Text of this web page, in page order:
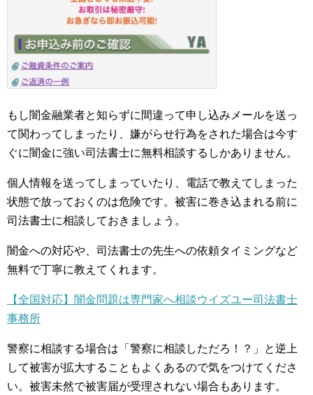
もし闇金融業者と知らずに間違って申し込みメールを送っ
て関わってしまったり、嫌がらせ行為をされた場合は今す
ぐに闇金に強い司法書士に無料相談するしかありません。
個人情報を送ってしまっていたり、電話で教えてしまった
状態で放っておくのは危険です。被害に巻き込まれる前に
司法書士に相談しておきましょう。
闇金への対応や、司法書士の先生への依頼タイミングなど
無料で丁寧に教えてくれます。
【全国対応】闇金問題は専門家へ相談ウイズユー司法書士
事務所
警察に相談する場合は「警察に相談しただろ！？」と逆上
して被害が拡大することもよくあるので気をつけてくださ
い。被害未然で被害届が受理されない場合もあります。